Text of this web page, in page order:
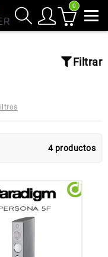
0
Filtrar
4 productos